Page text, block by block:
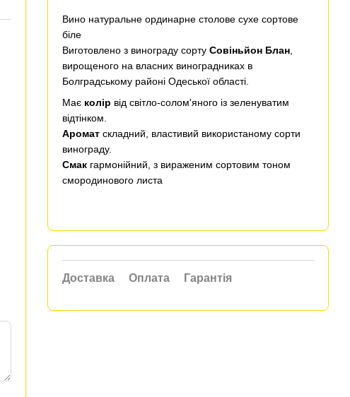
Вино натуральне ординарне столове сухе сортове
біле
Виготовлено з винограду сорту Совіньйон Блан
вирощеного на власних виноградниках в
Болградському районі Одеської області.
Має колір від світло-солом'яного із зеленуватим
відтінком.
Аромат складний, властивий використаному сорти
винограду.
Смак гармонійний, з вираженим сортовим тоном
смородинового листа
Доставка Оплата Гарантія